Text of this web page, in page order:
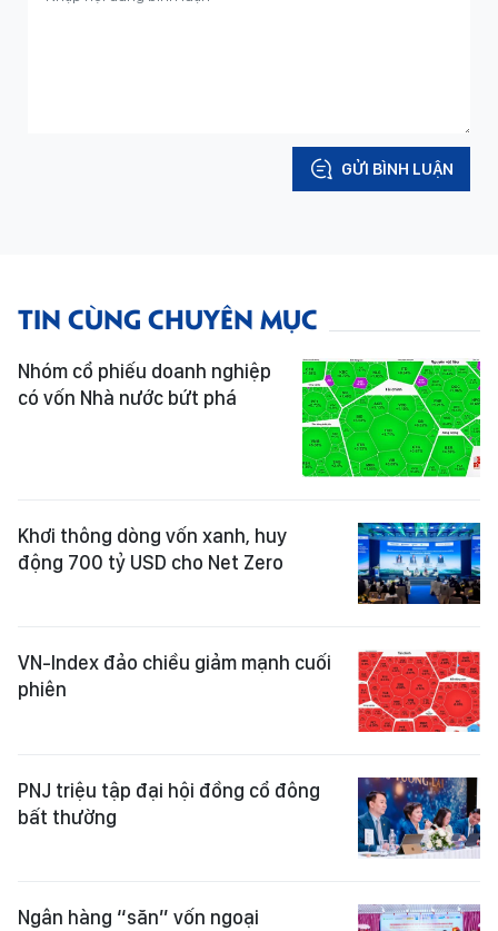
GỬI BÌNH LUẬN
TIN CÙNG CHUYÊN MỤC
Nhóm cổ phiếu doanh nghiệp
có vốn Nhà nước bứt phá
Khơi thông dòng vốn xanh, huy
động 700 tỷ USD cho Net Zero
VN-Index đảo chiều giảm mạnh cuối
phiên
PNJ triệu tập đại hội đồng cổ đông
bất thường
Ngân hàng “săn” vốn ngoại